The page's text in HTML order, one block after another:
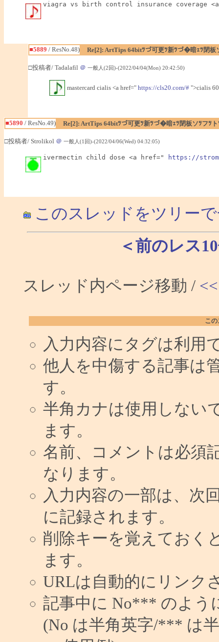
viagra vs birth control insurance coverage
■5889 / ResNo.48) Re[2]: ArtTips 64bitﾂづ可更ﾂ新ﾂづ�暗ｪﾂ閉
□投稿者/ Tadalafil ＠ 一般人(2回)-(2022/04/04(Mon) 20:42:50)
mastercard cialis <a href=" https://cls20.com/#">cialis 60
■5890 / ResNo.49) Re[2]: ArtTips 64bitﾂづ可更ﾂ新ﾂづ�暗ｪﾂ閉板ソﾂフﾂ
□投稿者/ Strolikol ＠ 一般人(1回)-(2022/04/06(Wed) 04:32:05)
ivermectin child dose <a href=" https://
このスレッドをツリー
＜前のレス
スレッド内ページ移動 / <<
こ
入力内容にタグは利用
他人を中傷する記事は
す。
半角カナは使用しない
ます。
名前、コメントは必須
なります。
入力内容の一部は、次
に記録されます。
削除キーを覚えておく
ます。
URLは自動的にリンク
記事中に No*** のよう
(No は半角英字/*** は